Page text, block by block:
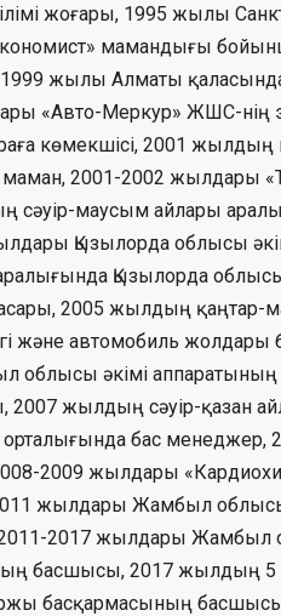
жоғары, 1995 жылы
мамандығы
жылы Алматы
«Авто-Меркур» ЖШС-нің
көмекшісі, 2001
2001-2002 жылдары
сәуір-маусым айлары
Қызылорда облысы
Қызылорда
2005 жылдың қаңтар-
және автомобиль жолдары
облысы әкімі аппаратының
2007 жылдың сәуір-қазан
орталығында бас менеджер,
2009 жылдары
жылдары Жамбыл
2011-2017 жылдары Жамбыл
басшысы, 2017 жылдың 5
басқармасының